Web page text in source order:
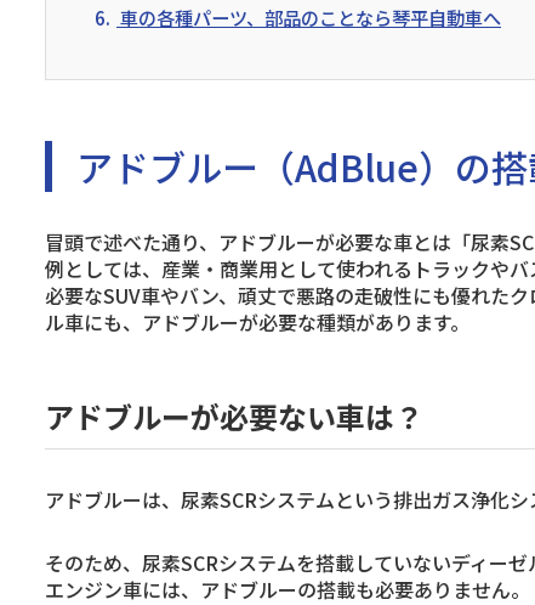
6. 車の各種パーツ、部品のことなら琴平自動車へ
アドブルー（AdBlue）の
冒頭で述べた通り、アドブルーが必要な車とは「尿素
例としては、産業・商業用として使われるトラックや
必要なSUV車やバン、頑丈で悪路の走破性にも優れた
ル車にも、アドブルーが必要な種類があります。
アドブルーが必要ない車は？
アドブルーは、尿素SCRシステムという排出ガス浄化
そのため、尿素SCRシステムを搭載していないディー
エンジン車には、アドブルーの搭載も必要ありません。